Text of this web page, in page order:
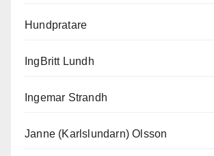
Hundpratare
IngBritt Lundh
Ingemar Strandh
Janne (Karlslundarn) Olsson